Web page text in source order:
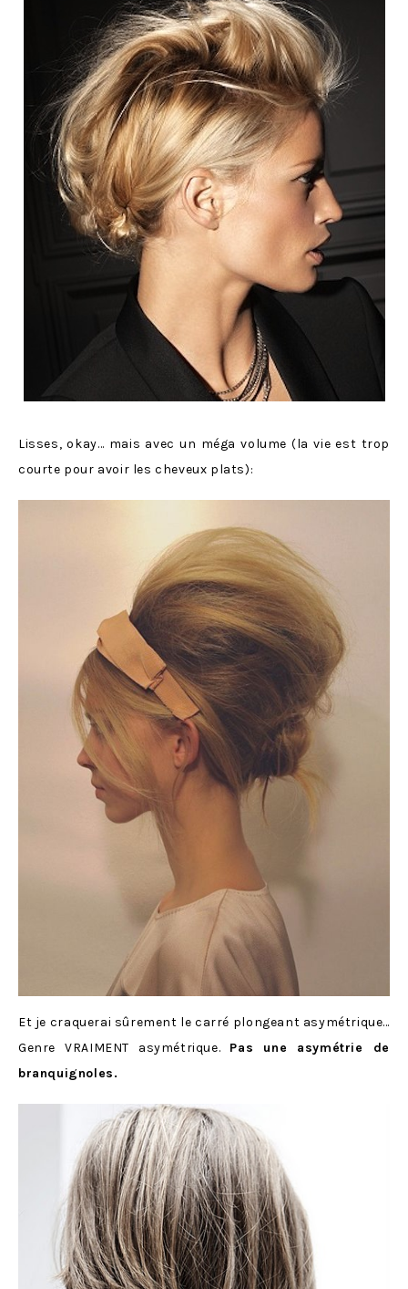
Lisses, okay… mais avec un méga volume (la vie est trop
courte pour avoir les cheveux plats):
Et je craquerai sûrement le carré plongeant asymétrique…
Genre VRAIMENT asymétrique. Pas une asymétrie de
branquignoles.